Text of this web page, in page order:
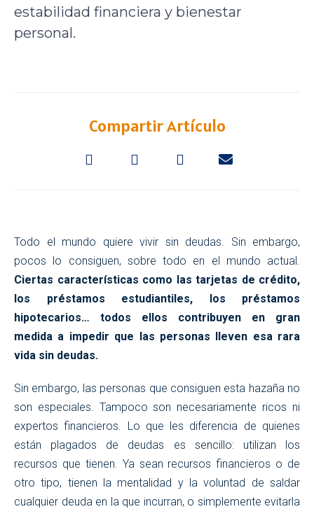
estabilidad financiera y bienestar
personal.
Compartir Artículo
Todo el mundo quiere vivir sin deudas. Sin embargo,
pocos lo consiguen, sobre todo en el mundo actual.
Ciertas características como las tarjetas de crédito,
los préstamos estudiantiles, los préstamos
hipotecarios… todos ellos contribuyen en gran
medida a impedir que las personas lleven esa rara
vida sin deudas.
Sin embargo, las personas que consiguen esta hazaña no
son especiales. Tampoco son necesariamente ricos ni
expertos financieros. Lo que les diferencia de quienes
están plagados de deudas es sencillo: utilizan los
recursos que tienen. Ya sean recursos financieros o de
otro tipo, tienen la mentalidad y la voluntad de saldar
cualquier deuda en la que incurran, o simplemente evitarla